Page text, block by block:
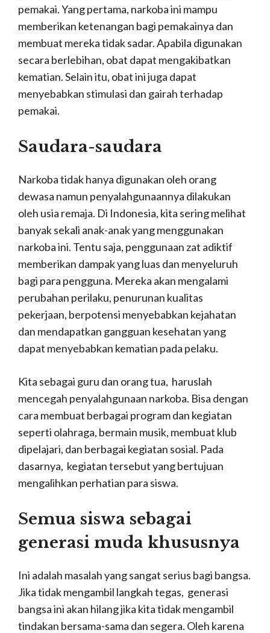
pemakai. Yang pertama, narkoba ini mampu
memberikan ketenangan bagi pemakainya dan
membuat mereka tidak sadar. Apabila digunakan
secara berlebihan, obat dapat mengakibatkan
kematian. Selain itu, obat ini juga dapat
menyebabkan stimulasi dan gairah terhadap
pemakai.
Saudara-saudara
Narkoba tidak hanya digunakan oleh orang
dewasa namun penyalahgunaannya dilakukan
oleh usia remaja. Di Indonesia, kita sering melihat
banyak sekali anak-anak yang menggunakan
narkoba ini. Tentu saja, penggunaan zat adiktif
memberikan dampak yang luas dan menyeluruh
bagi para pengguna. Mereka akan mengalami
perubahan perilaku, penurunan kualitas
pekerjaan, berpotensi menyebabkan kejahatan
dan mendapatkan gangguan kesehatan yang
dapat menyebabkan kematian pada pelaku.
Kita sebagai guru dan orang tua, haruslah
mencegah penyalahgunaan narkoba. Bisa dengan
cara membuat berbagai program dan kegiatan
seperti olahraga, bermain musik, membuat klub
dipelajari, dan berbagai kegiatan sosial. Pada
dasarnya, kegiatan tersebut yang bertujuan
mengalihkan perhatian para siswa.
Semua siswa sebagai
generasi muda khususnya
Ini adalah masalah yang sangat serius bagi bangsa.
Jika tidak mengambil langkah tegas, generasi
bangsa ini akan hilang jika kita tidak mengambil
tindakan bersama-sama dan segera. Oleh karena